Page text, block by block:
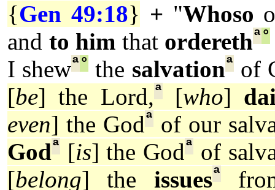
{Gen 49:18} + "Whoso
and to him that orderethª°
I shewª° the salvationªof
[be] the Lord,ª [who]
even] the Godª of our
Godª [is] the Godª of
[belong] the issuesª